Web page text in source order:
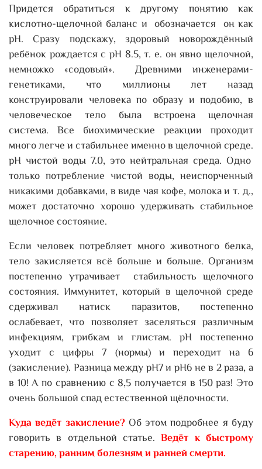
Придется обратиться к другому понятию как
кислотно-щелочной баланс и обозначается он как
рН. Сразу подскажу, здоровый новорождённый
ребёнок рождается с рН 8.5, т. е. он явно щелочной,
немножко «содовый». Древними инженерами-
генетиками, что миллионы лет назад
конструировали человека по образу и подобию, в
человеческое тело была встроена щелочная
система. Все биохимические реакции проходит
много легче и стабильнее именно в щелочной среде.
рH чистой воды 7.0, это нейтральная среда. Одно
только потребление чистой воды, неиспорченный
никакими добавками, в виде чая кофе, молока и т. д.,
может достаточно хорошо удерживать стабильное
щелочное состояние.
Если человек потребляет много животного белка,
тело закисляется всё больше и больше. Организм
постепенно утрачивает стабильность щелочного
состояния. Иммунитет, который в щелочной среде
сдерживал натиск паразитов, постепенно
ослабевает, что позволяет заселяться различным
инфекциям, грибкам и глистам. рН постепенно
уходит с цифры 7 (нормы) и переходит на 6
(закисление). Разница между рН7 и рН6 не в 2 раза, а
в 10! А по сравнению с 8,5 получается в 150 раз! Это
очень большой спад естественной щёлочности.
Куда ведёт закисление?Об этом подробнее я буду
говорить в отдельной статье.Ведёт к быстрому
старению, ранним болезням и ранней смерти.